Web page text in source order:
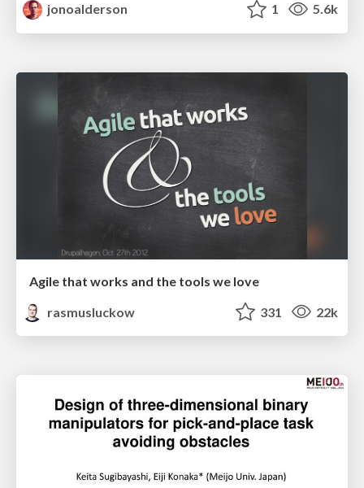
jonoalderson
1 5.6k
Agile that works and the tools we love
rasmusluckow
331 22k